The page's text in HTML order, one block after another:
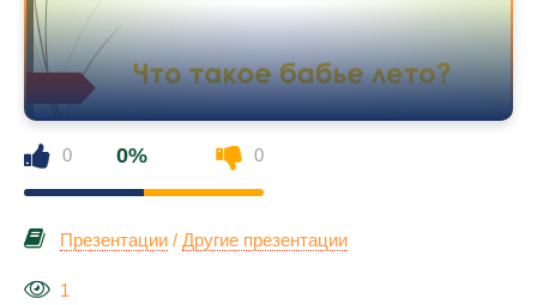
0 0% 0
Презентации / Другие презентации
1